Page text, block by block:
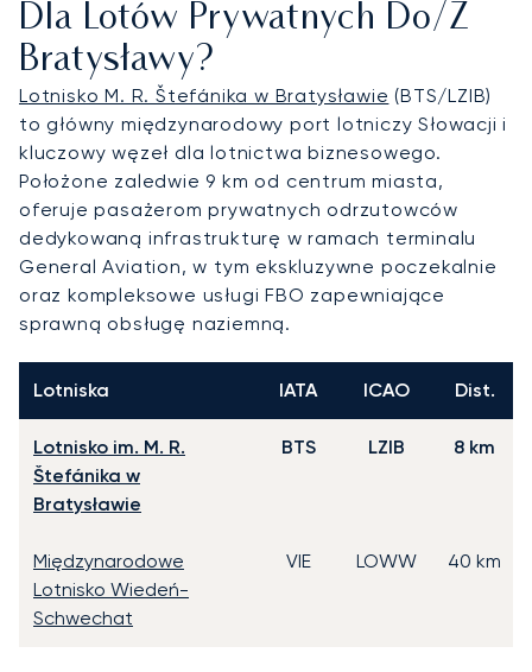
Dla Lotów Prywatnych Do/z
Bratysławy?
Lotnisko M. R. Štefánika w Bratysławie (BTS/LZIB)
to główny międzynarodowy port lotniczy Słowacji i
kluczowy węzeł dla lotnictwa biznesowego.
Położone zaledwie 9 km od centrum miasta,
oferuje pasażerom prywatnych odrzutowców
dedykowaną infrastrukturę w ramach terminalu
General Aviation, w tym ekskluzywne poczekalnie
oraz kompleksowe usługi FBO zapewniające
sprawną obsługę naziemną.
Lotniska IATA ICAO Dist.
Lotnisko im. M. R.
Štefánika w
Bratysławie
BTS LZIB 8 km
Międzynarodowe
Lotnisko Wiedeń-
Schwechat
VIE LOWW 40 km